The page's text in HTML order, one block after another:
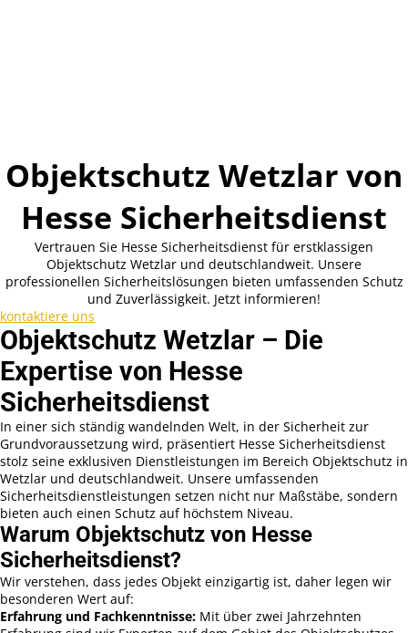
Objektschutz Wetzlar von
Hesse Sicherheitsdienst
Vertrauen Sie Hesse Sicherheitsdienst für erstklassigen
Objektschutz Wetzlar und deutschlandweit. Unsere
professionellen Sicherheitslösungen bieten umfassenden Schutz
und Zuverlässigkeit. Jetzt informieren!
kontaktiere uns
Objektschutz Wetzlar – Die
Expertise von Hesse
Sicherheitsdienst
In einer sich ständig wandelnden Welt, in der Sicherheit zur
Grundvoraussetzung wird, präsentiert Hesse Sicherheitsdienst
stolz seine exklusiven Dienstleistungen im Bereich Objektschutz in
Wetzlar und deutschlandweit. Unsere umfassenden
Sicherheitsdienstleistungen setzen nicht nur Maßstäbe, sondern
bieten auch einen Schutz auf höchstem Niveau.
Warum Objektschutz von Hesse
Sicherheitsdienst?
Wir verstehen, dass jedes Objekt einzigartig ist, daher legen wir
besonderen Wert auf:
Erfahrung und Fachkenntnisse: Mit über zwei Jahrzehnten